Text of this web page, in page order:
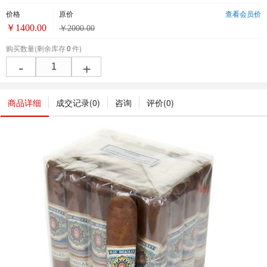
查看会员价
价格
￥ 1400.00
原价
￥2000.00
购买数量(剩余库存0件)
- +
商品详细 成交记录(0) 咨询 评价(0)